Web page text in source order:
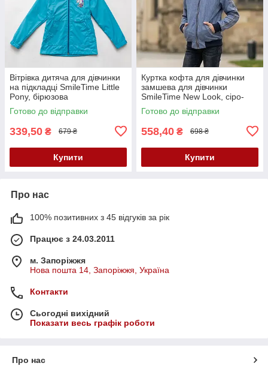
Вітрівка дитяча для дівчинки
на підкладці SmileTime Little
Pony, бірюзова
Готово до відправки
339,50 ₴ 679 ₴
Купити
Куртка кофта для дівчинки
замшева для дівчинки
SmileTime New Look, сіро-
блакитна
Готово до відправки
558,40 ₴ 698 ₴
Купити
Про нас
100% позитивних з 45 відгуків за рік
Працює з 24.03.2011
м. Запоріжжя
Нова пошта 14, Запоріжжя, Україна
Контакти
Сьогодні вихідний
Показати весь графік роботи
Про нас